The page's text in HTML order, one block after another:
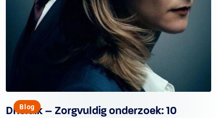
Blog
Drieluik – Zorgvuldig onderzoek: 10